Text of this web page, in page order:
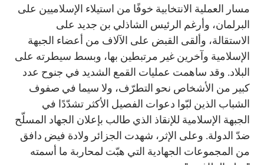
مسار العملية الانتخابية خوفًا من استيلاء الإسلاميين على
البرلمان، وأرغم الرئيس الشاذلي بن جديد على
الاستقالة، وألقى القبض على الآلاف من أعضاء الجبهة
الإسلامية وآخرين غير مرتبطين بها، وبسط سيطرته على
البلاد. وقد ساهمت عمليات القمع الشديد في جنوح عدد
كبير من الأشخاص نحو التطرّف، ولا سيما في صفوف
الشباب الذين لبّوا دعوات الفصيل الأكثر تشدّدًا في
الجبهة الإسلامية للإنقاذ الذي طالب بإعلان الجهاد المسلّح
ضدّ الدولة. وعلى الإثر، شهدت الجزائر ولادة فيض دافق
من المجموعات الجهادية التي هبّت لمحاربة ما أسمته